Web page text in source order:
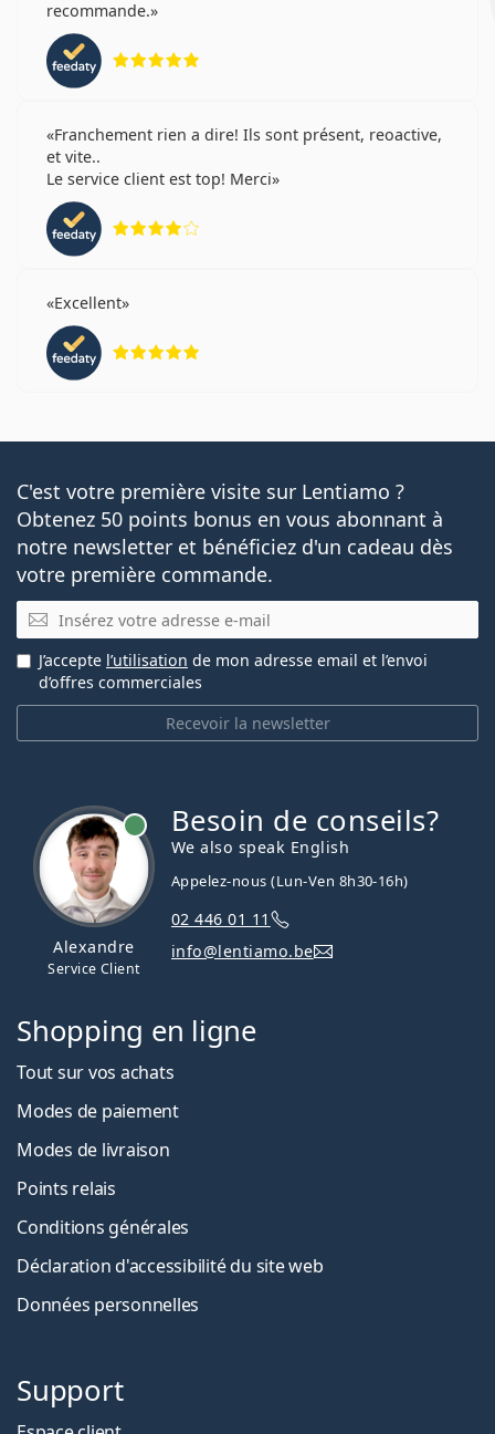
recommande.
Franchement rien a dire! Ils sont présent, reoactive,
et vite..
Le service client est top! Merci
Excellent
C'est votre première visite sur Lentiamo ?
Obtenez 50 points bonus en vous abonnant à
notre newsletter et bénéficiez d'un cadeau dès
votre première commande.
E-mail
Recevoir la newsletter
J’accepte l’utilisation de mon adresse email et l’envoi
d’offres commerciales
Alexandre
Service Client
Besoin de conseils?
We also speak English
Appelez-nous (Lun-Ven 8h30-16h)
02 446 01 11
info@lentiamo.be
Shopping en ligne
Tout sur vos achats
Modes de paiement
Modes de livraison
Points relais
Conditions générales
Déclaration d'accessibilité du site web
Données personnelles
Support